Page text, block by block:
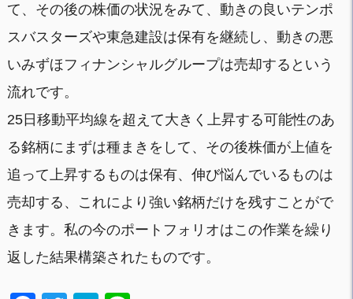
て、その後の株価の状況をみて、動きの良いテンポ
スバスターズや東急建設は保有を継続し、動きの悪
いみずほフィナンシャルグループは売却するという
流れです。
25日移動平均線を超えて大きく上昇する可能性のあ
る銘柄にまずは種まきをして、その後株価が上値を
追って上昇するものは保有、伸び悩んでいるものは
売却する、これにより強い銘柄だけを残すことがで
きます。私の今のポートフォリオはこの作業を繰り
返した結果構築されたものです。